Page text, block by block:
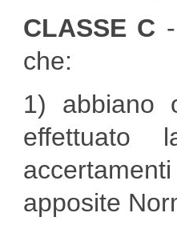
CLASSE C
che:
1) abbiano
apposite